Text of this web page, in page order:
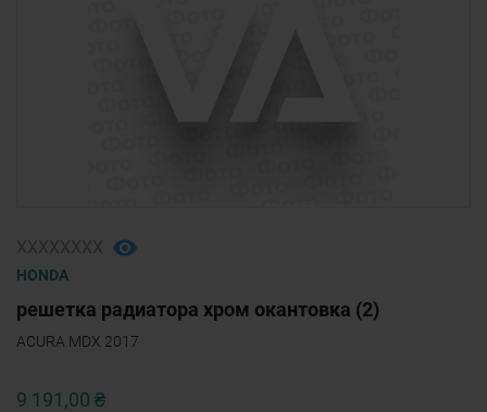
HONDA
решетка радиатора хром окантовка (2)
ACURA MDX 2017
9 191,00 ₴